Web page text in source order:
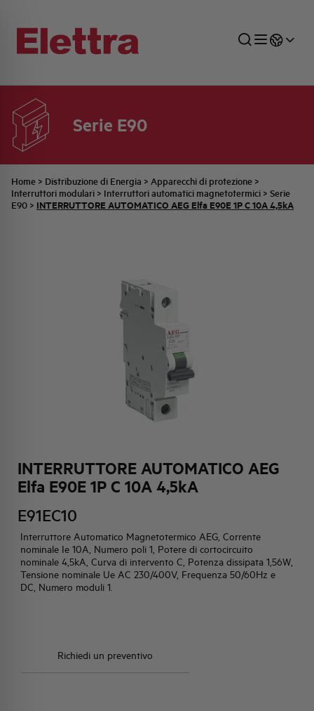
Serie E90
Home > Distribuzione di Energia > Apparecchi di protezione >
Interruttori modulari > Interruttori automatici magnetotermici > Serie
E90 > INTERRUTTORE AUTOMATICO AEG Elfa E90E 1P C 10A 4,5kA
INTERRUTTORE AUTOMATICO AEG
Elfa E90E 1P C 10A 4,5kA
E91EC10
Interruttore Automatico Magnetotermico AEG, Corrente
nominale Ie 10A, Numero poli 1, Potere di cortocircuito
nominale 4,5kA, Curva di intervento C, Potenza dissipata 1,56W,
Tensione nominale Ue AC 230/400V, Frequenza 50/60Hz e
DC, Numero moduli 1.
Richiedi un preventivo
SETTORI
INDUSTRIALE
DISTRIBUZIONE DI ENERGIA
AUTOMAZIONE INDUSTRIALE
RETE COMMERCIALE
UFFICIO TECNICO
PREVENTIVAZIONE
COMMESSE QUADRI
AZIENDA
FAMIGLIA BELLINI
IDENTITÀ AZIENDALE
ATTIVITÀ E MERCATI
TUTTE LE NEWS
ULTIME NOTIZIE ISTITUZIONALI
JOB CAREERS
PARTNER